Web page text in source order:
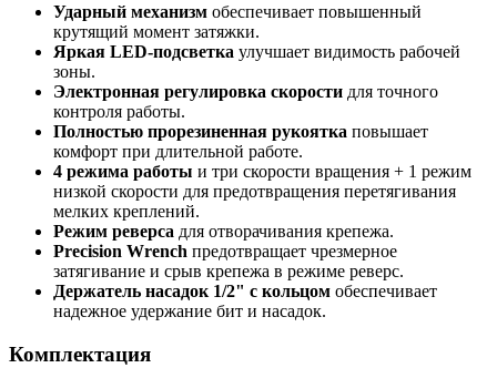
Ударный механизм обеспечивает повышенный
крутящий момент затяжки.
Яркая LED-подсветка улучшает видимость рабочей
зоны.
Электронная регулировка скорости для точного
контроля работы.
Полностью прорезиненная рукоятка повышает
комфорт при длительной работе.
4 режима работы и три скорости вращения + 1 режим
низкой скорости для предотвращения перетягивания
мелких креплений.
Режим реверса для отворачивания крепежа.
Precision Wrench предотвращает чрезмерное
затягивание и срыв крепежа в режиме реверс.
Держатель насадок 1/2" с кольцом обеспечивает
надежное удержание бит и насадок.
Комплектация